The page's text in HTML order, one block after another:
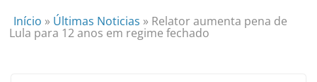
Início » Últimas Noticias » Relator aumenta pena de
Lula para 12 anos em regime fechado